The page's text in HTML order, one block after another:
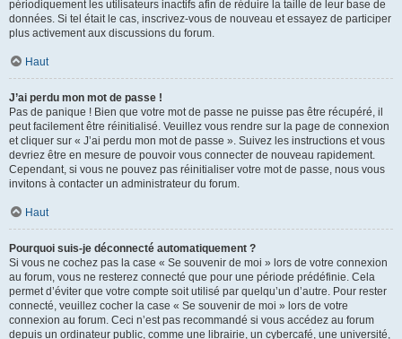
périodiquement les utilisateurs inactifs afin de réduire la taille de leur base de
données. Si tel était le cas, inscrivez-vous de nouveau et essayez de participer
plus activement aux discussions du forum.
Haut
J’ai perdu mon mot de passe !
Pas de panique ! Bien que votre mot de passe ne puisse pas être récupéré, il
peut facilement être réinitialisé. Veuillez vous rendre sur la page de connexion
et cliquer sur « J’ai perdu mon mot de passe ». Suivez les instructions et vous
devriez être en mesure de pouvoir vous connecter de nouveau rapidement.
Cependant, si vous ne pouvez pas réinitialiser votre mot de passe, nous vous
invitons à contacter un administrateur du forum.
Haut
Pourquoi suis-je déconnecté automatiquement ?
Si vous ne cochez pas la case « Se souvenir de moi » lors de votre connexion
au forum, vous ne resterez connecté que pour une période prédéfinie. Cela
permet d’éviter que votre compte soit utilisé par quelqu’un d’autre. Pour rester
connecté, veuillez cocher la case « Se souvenir de moi » lors de votre
connexion au forum. Ceci n’est pas recommandé si vous accédez au forum
depuis un ordinateur public, comme une librairie, un cybercafé, une université,